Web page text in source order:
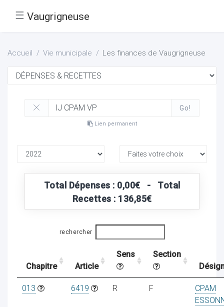
☰ Vaugrigneuse
Accueil Vie municipale Les finances de Vaugrigneuse
Go!
Lien permanent
Total Dépenses : 0,00€ - Total
Recettes : 136,85€
rechercher
Chapitre Article
Sens
Section
013 6419 R F
CPAM